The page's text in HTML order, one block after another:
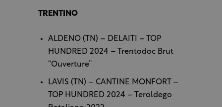
TRENTINO
ALDENO (TN) – DELAITI – TOP
HUNDRED 2024 – Trentodoc Brut
“Ouverture”
LAVIS (TN) – CANTINE MONFORT –
TOP HUNDRED 2024 – Teroldego